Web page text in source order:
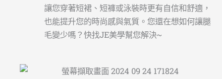
讓您穿著短裙、短褲或泳裝時更有自信和舒適，
也能提升您的時尚感與氣質。您還在想如何讓腿
毛變少嗎？快找JE美學幫您解決~